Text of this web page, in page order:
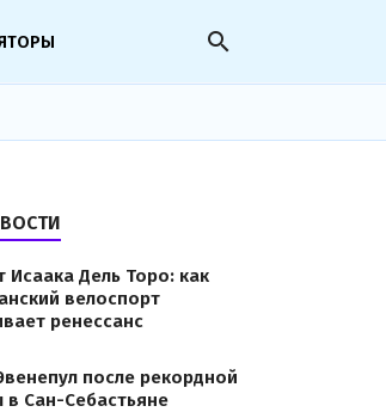
search
Исаака Дель Торо: как
велоспорт
ренессанс
после рекордной
в Сан-Себастьяне